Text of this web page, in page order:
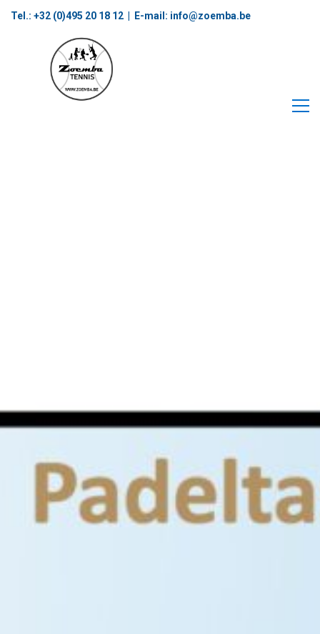
Tel.: +32 (0)495 20 18 12‬ | E-mail: info@zoemba.be